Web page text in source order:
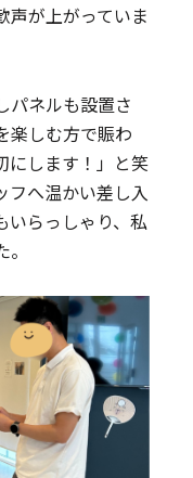
声が上がっていま
パネルも設置さ
楽しむ方で賑わ
にします！」と笑
フへ温かい差し入
いらっしゃり、私